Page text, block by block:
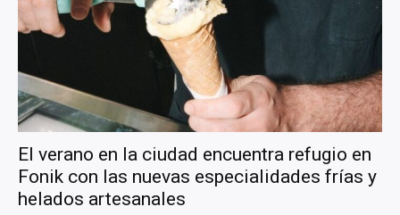
El verano en la ciudad encuentra refugio en
Fonik con las nuevas especialidades frías y
helados artesanales